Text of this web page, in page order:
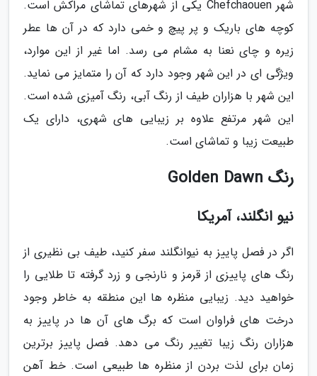
شهر Chefchaouen یکی از شهرهای تماشای مراکش است.
کوچه های باریک و پر پیچ و خمی دارد که در آن ها عطر
زیره و چای نعنا به مشام می رسد. اما غیر از این موارد،
ویژگی ای در این شهر وجود دارد که آن را متمایز می نماید.
این شهر با هزاران طیف از رنگ آبی، رنگ آمیزی شده است.
این شهر مرتفع علاوه بر زیبایی های شهری، دارای یک
طبیعت زیبا و تماشای است.
رنگ Golden Dawn
نیو انگلند، آمریکا
اگر در فصل پاییز به نیوانگلند سفر کنید، طیف بی نظیری از
رنگ های پاییزی از قرمز و نارنجی و زرد گرفته تا طلایی را
خواهید دید. زیبایی منظره ها این منطقه به خاطر وجود
درخت های فراوان است که برگ های آن ها در پاییز به
هزاران رنگ زیبا تغییر رنگ می دهد. فصل پاییز برترین
زمان برای لذت بردن از منظره ها طبیعی است. خط آهن